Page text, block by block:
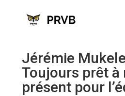
Jérémie
Toujours prêt à
présent pour